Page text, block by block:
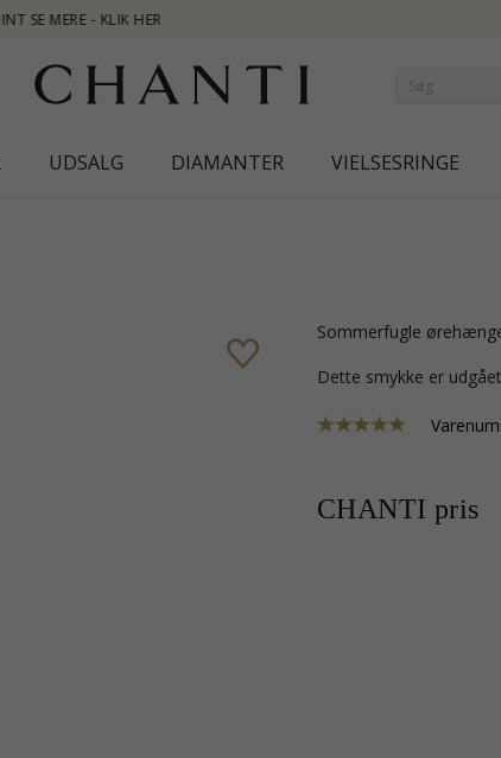
UDSALG DIAMANTER VIELSESRINGE
sommerfugle
Dette smykke er
CHANTI pris